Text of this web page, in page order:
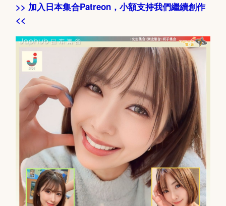
>> 加入日本集合Patreon，小額支持我們繼續創作
<<